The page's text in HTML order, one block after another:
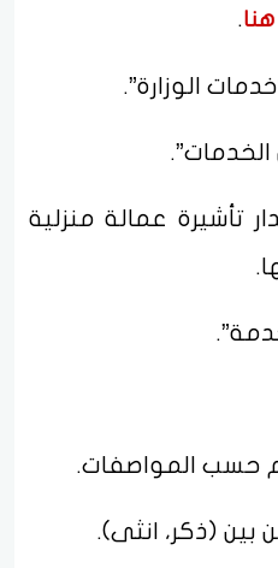
.
تأشيرة عمالة منزلية